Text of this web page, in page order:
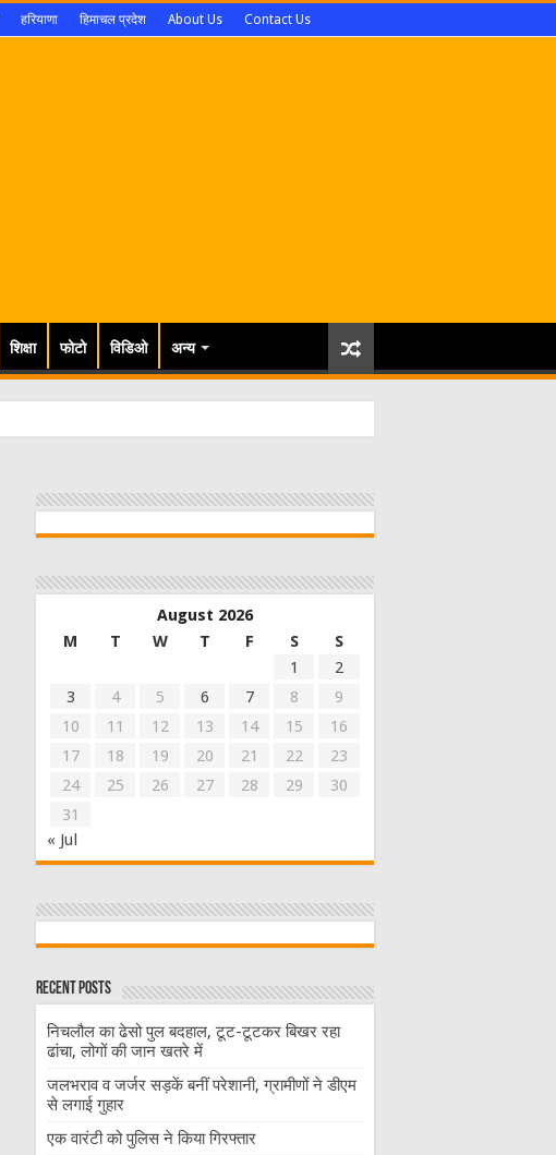
हरियाणा हिमाचल प्रदेश About Us Contact Us
शिक्षा फोटो विडिओ अन्य
August 2026
M
T W T F S
S
1
2
3
4 5 6 7 8
9
10
11 12 13 14 15
16
17
18 19 20 21 22
23
24
25 26 27 28 29
30
31
« Jul
Recent Posts
निचलौल का ढेसो पुल बदहाल, टूट-टूटकर बिखर रहा
ढांचा, लोगों की जान खतरे में
जलभराव व जर्जर सड़कें बनीं परेशानी, ग्रामीणों ने डीएम
से लगाई गुहार
एक वारंटी को पुलिस ने किया गिरफ्तार